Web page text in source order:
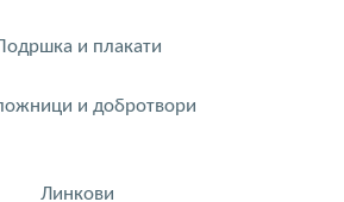
и плакати
и добротвори
Линкови